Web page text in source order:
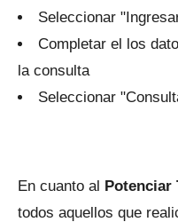
Seleccionar
Completar el los
la consulta
Seleccionar
En cuanto al Potenciar
todos aquellos que